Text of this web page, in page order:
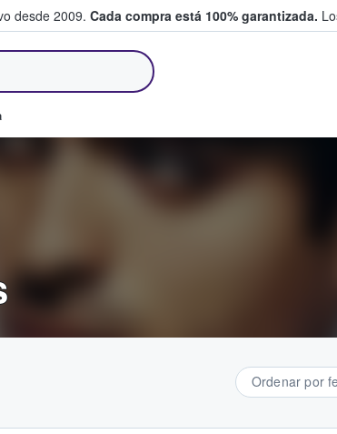
desde 2009. Cada compra está 100% garantizada.
venden boletos
Ordenar por